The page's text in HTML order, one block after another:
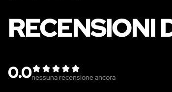
RECENSIONI
0.0nessuna recensione ancora